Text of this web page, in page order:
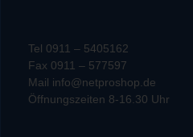
Tel 0911 – 5405162
Fax 0911 – 577597
Mail info@netproshop.de
Öffnungszeiten 8-16.30 Uhr